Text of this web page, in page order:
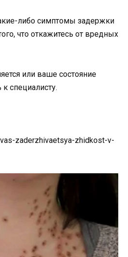
либо симптомы задержки
что откажитесь от вредных
или ваше состояние
к специалисту.